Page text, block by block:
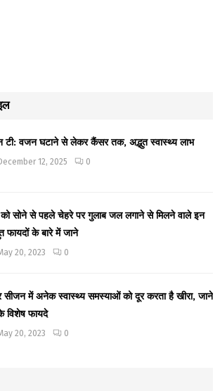
टी: वजन घटाने से लेकर कैंसर तक, अद्भुत स्वास्थ्य लाभ
12, 2025 0
को सोने से पहले चेहरे पर गुलाब जल लगाने से मिलने वाले इन
फायदों के बारे में जाने
20, 2023 0
सीजन में अनेक स्वास्थ्य समस्याओं को दूर करता है खीरा, जाने
विशेष फायदे
20, 2023 0